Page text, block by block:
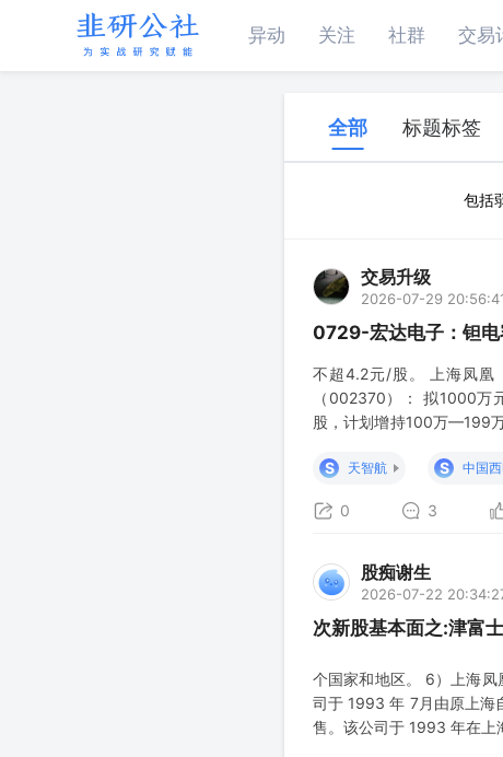
异动 关注 社群 交易
全部 标题标签
包括
交易升级
2026-07-29
0729-宏达电子：钽电
不超4.2元/股。 上海凤凰
（002370）： 拟1000
股，计划增持100万—199
S
天智航 S 中国
0 3
股痴谢生
2026-07-22
次新股基本面之:津富
个国家和地区。 6）上海凤
司于 1993 年 7月由原上海
售。该公司于 1993 年在上